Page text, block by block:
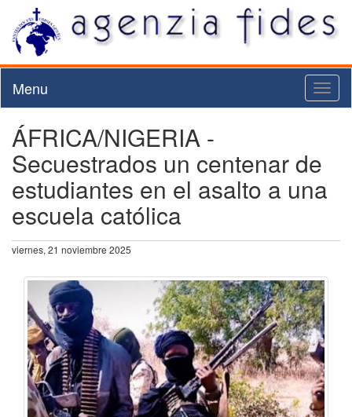
Menu
ÁFRICA/NIGERIA -
Secuestrados un centenar de
estudiantes en el asalto a una
escuela católica
viernes, 21 noviembre 2025